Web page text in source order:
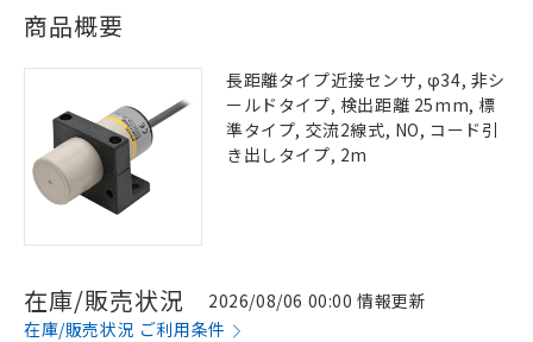
商品概要
長距離タイプ近接センサ, φ34, 非シ
ールドタイプ, 検出距離 25mm, 標
準タイプ, 交流2線式, NO, コード引
き出しタイプ, 2m
在庫/販売状況
2026/08/06 00:00 情報更新
在庫/販売状況 ご利用条件